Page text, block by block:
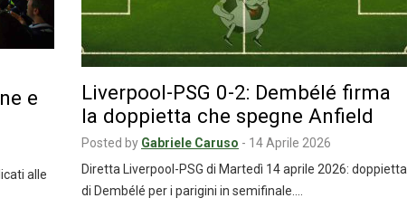
e
alle
Liverpool-PSG 0-2: Dembélé firma
la doppietta che spegne Anfield
Posted by Gabriele Caruso - 14 Aprile 2026
Diretta Liverpool-PSG di Martedì 14 aprile 2026: doppietta
di Dembélé per i parigini in semifinale.…